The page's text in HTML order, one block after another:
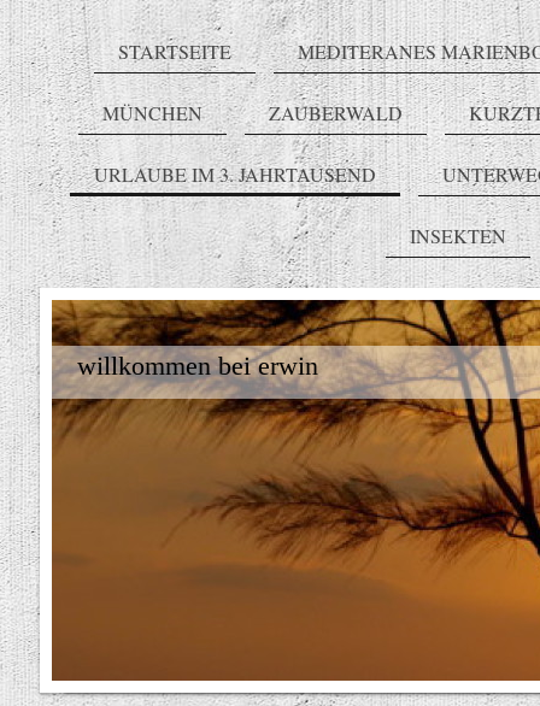
STARTSEITE MEDITERANES
MÜNCHEN ZAUBERWALD
URLAUBE IM 3. JAHRTAUSEND
INSEKTEN
willkommen bei erwin